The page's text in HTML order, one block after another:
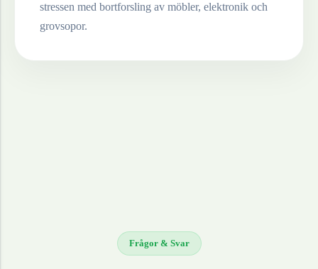
stressen med bortforsling av möbler, elektronik och
grovsopor.
Frågor & Svar